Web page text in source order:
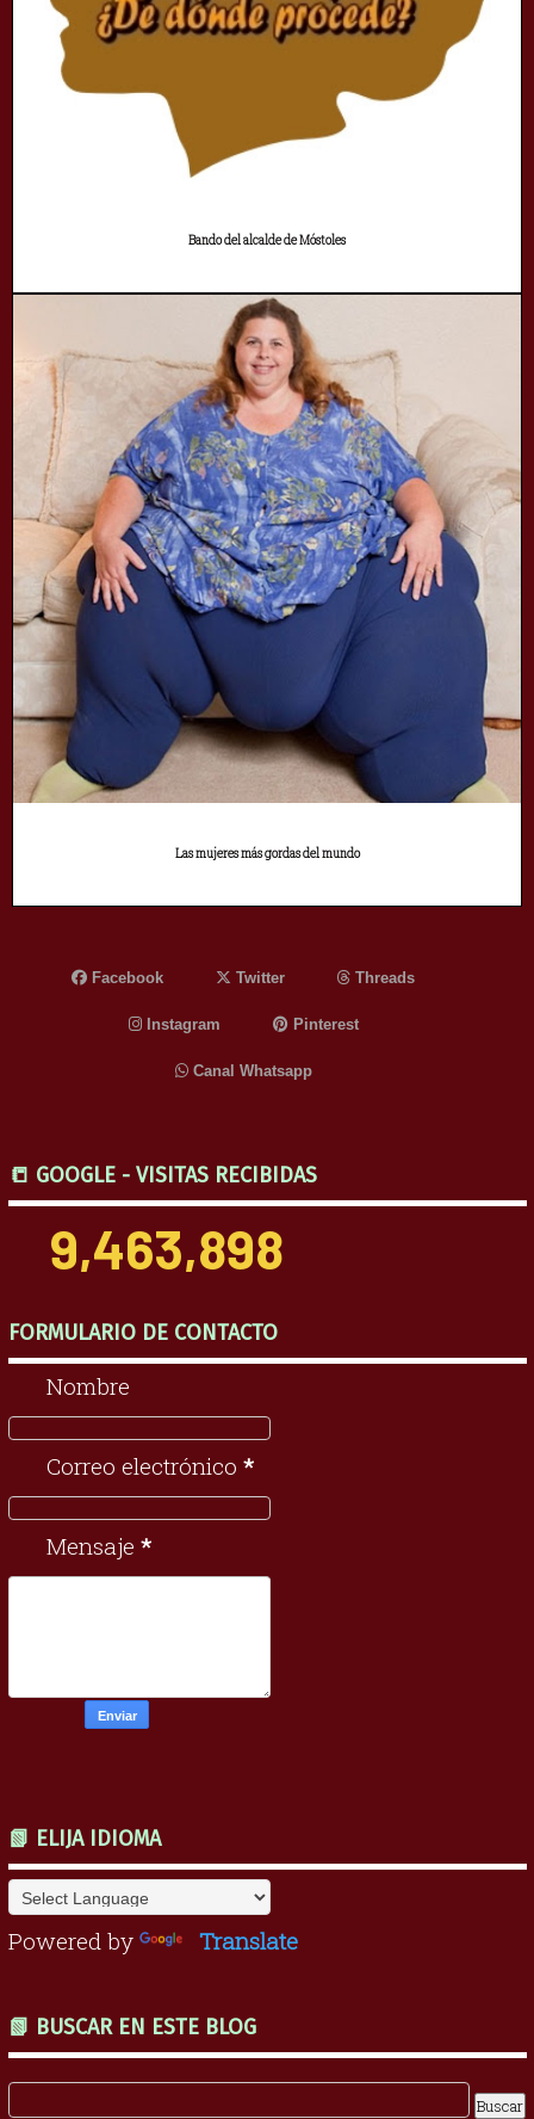
Bando del alcalde de Móstoles
Las mujeres más gordas del mundo
Facebook Twitter Threads
Instagram Pinterest
Canal Whatsapp
📒 GOOGLE - VISITAS RECIBIDAS
9,463,898
FORMULARIO DE CONTACTO
Nombre
Correo electrónico *
Mensaje *
📗 ELIJA IDIOMA
Powered by Translate
📗 BUSCAR EN ESTE BLOG